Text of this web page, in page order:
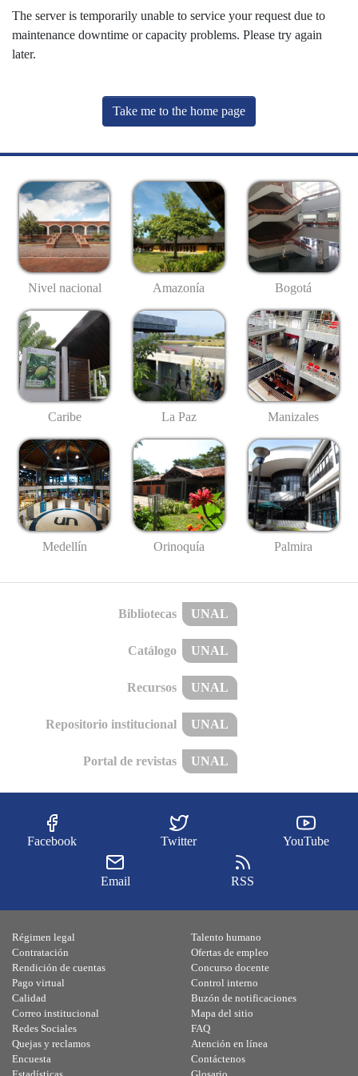
The server is temporarily unable to service your request due to
maintenance downtime or capacity problems. Please try again
later.
Take me to the home page
Nivel nacional Amazonía Bogotá
Caribe La Paz Manizales
Medellín Orinoquía Palmira
Bibliotecas UNAL
Catálogo UNAL
Recursos UNAL
Repositorio institucional UNAL
Portal de revistas UNAL
Facebook Twitter YouTube
Email RSS
Régimen legal
Contratación
Rendición de cuentas
Pago virtual
Calidad
Talento humano
Ofertas de empleo
Concurso docente
Control interno
Buzón de notificaciones
Correo institucional
Redes Sociales
Quejas y reclamos
Encuesta
Mapa del sitio
FAQ
Atención en línea
Contáctenos